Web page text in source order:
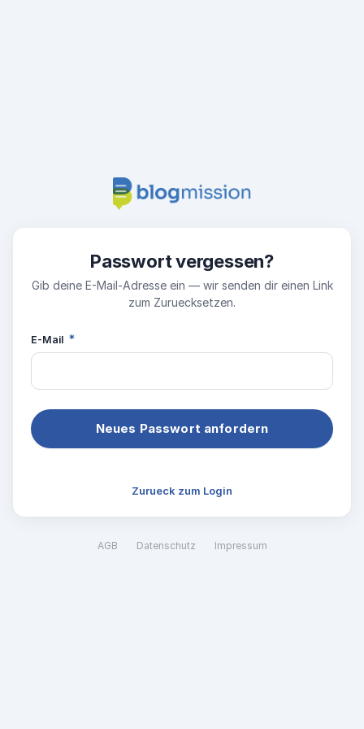
Passwort vergessen?
Gib deine E-Mail-Adresse ein — wir senden dir einen Link
zum Zuruecksetzen.
E-Mail *
Zurueck zum Login
AGB Datenschutz Impressum